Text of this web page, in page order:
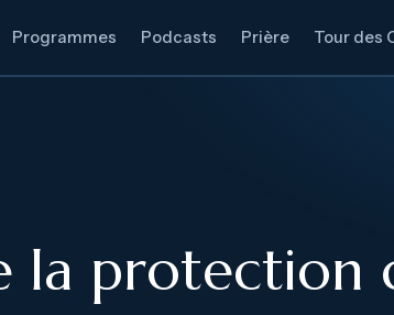
Programmes Podcasts Prière Tour des
la